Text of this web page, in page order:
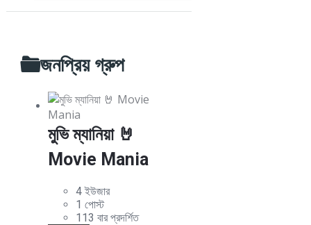
জনপ্রিয় গ্রুপ
মুভি ম্যানিয়া 🤘
Movie Mania
4 ইউজার
1 পোস্ট
113 বার প্রদর্শিত